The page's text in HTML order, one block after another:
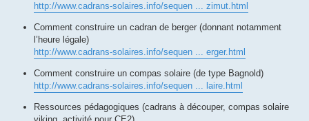
http://www.cadrans-solaires.info/sequen ... zimut.html
Comment construire un cadran de berger (donnant notamment
l’heure légale)
http://www.cadrans-solaires.info/sequen ... erger.html
Comment construire un compas solaire (de type Bagnold)
http://www.cadrans-solaires.info/sequen ... laire.html
Ressources pédagogiques (cadrans à découper, compas solaire